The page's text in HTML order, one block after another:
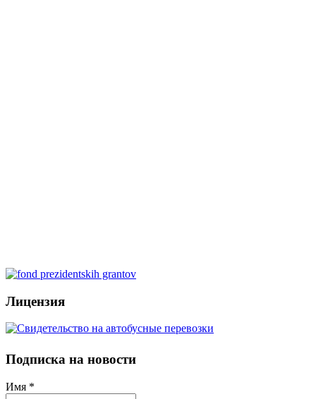
Лицензия
Подписка на новости
Имя *